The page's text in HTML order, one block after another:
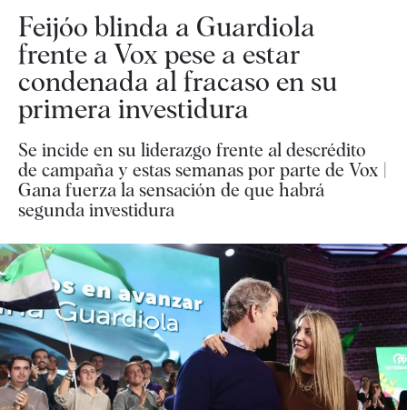
Feijóo blinda a Guardiola
frente a Vox pese a estar
condenada al fracaso en su
primera investidura
Se incide en su liderazgo frente al descrédito
de campaña y estas semanas por parte de Vox |
Gana fuerza la sensación de que habrá
segunda investidura